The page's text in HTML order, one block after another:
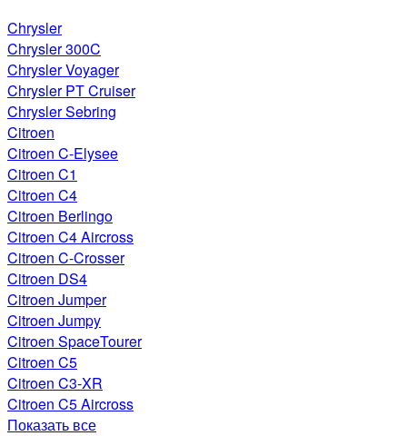
Chrysler
Chrysler 300C
Chrysler Voyager
Chrysler PT Cruiser
Chrysler Sebring
Citroen
Citroen C-Elysee
Citroen C1
Citroen C4
Citroen Berlingo
Citroen C4 Aircross
Citroen C-Crosser
Citroen DS4
Citroen Jumper
Citroen Jumpy
Citroen SpaceTourer
Citroen C5
Citroen C3-XR
Citroen C5 Aircross
Показать все